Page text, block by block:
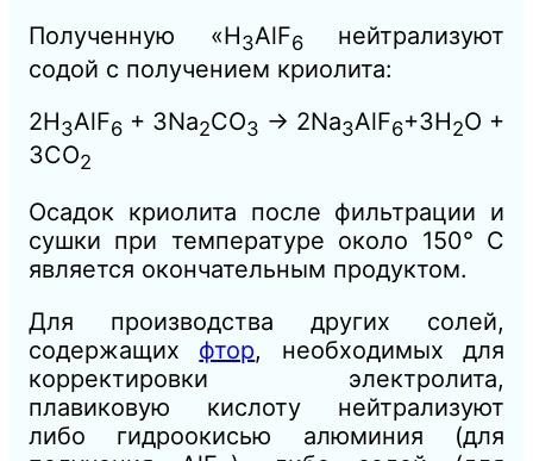
Полученную «H3AlF6
нейтрализуют
содой с получением криолита:
2H3AlF6 + 3Na2CO3 → 2Na3AlF6+3Н2O +
3СO2
Осадок криолита после фильтрации и
сушки при температуре около 150° С
является окончательным продуктом.
Для производства других солей,
содержащих фтор, необходимых для
корректировки электролита,
плавиковую кислоту нейтрализуют
либо гидроокисью алюминия (для